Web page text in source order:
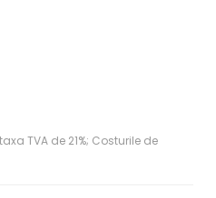
TVA de 21%; Costurile de